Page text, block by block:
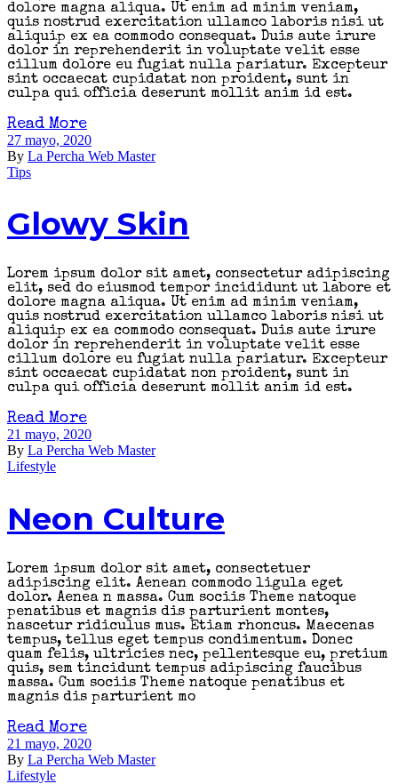
dolore magna aliqua. Ut enim ad minim veniam,
quis nostrud exercitation ullamco laboris nisi ut
aliquip ex ea commodo consequat. Duis aute irure
dolor in reprehenderit in voluptate velit esse
cillum dolore eu fugiat nulla pariatur. Excepteur
sint occaecat cupidatat non proident, sunt in
culpa qui officia deserunt mollit anim id est.
Read More
27 mayo, 2020
By La Percha Web Master
Tips
Glowy Skin
Lorem ipsum dolor sit amet, consectetur adipiscing
elit, sed do eiusmod tempor incididunt ut labore et
dolore magna aliqua. Ut enim ad minim veniam,
quis nostrud exercitation ullamco laboris nisi ut
aliquip ex ea commodo consequat. Duis aute irure
dolor in reprehenderit in voluptate velit esse
cillum dolore eu fugiat nulla pariatur. Excepteur
sint occaecat cupidatat non proident, sunt in
culpa qui officia deserunt mollit anim id est.
Read More
21 mayo, 2020
By La Percha Web Master
Lifestyle
Neon Culture
Lorem ipsum dolor sit amet, consectetuer
adipiscing elit. Aenean commodo ligula eget
dolor. Aenea n massa. Cum sociis Theme natoque
penatibus et magnis dis parturient montes,
nascetur ridiculus mus. Etiam rhoncus. Maecenas
tempus, tellus eget tempus condimentum. Donec
quam felis, ultricies nec, pellentesque eu, pretium
quis, sem tincidunt tempus adipiscing faucibus
massa. Cum sociis Theme natoque penatibus et
magnis dis parturient mo
Read More
21 mayo, 2020
By La Percha Web Master
Lifestyle